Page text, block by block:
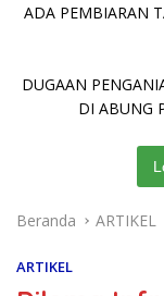
ADA PEMBIARAN
DUGAAN
DI ABUNG
Beranda ARTIKEL
ARTIKEL